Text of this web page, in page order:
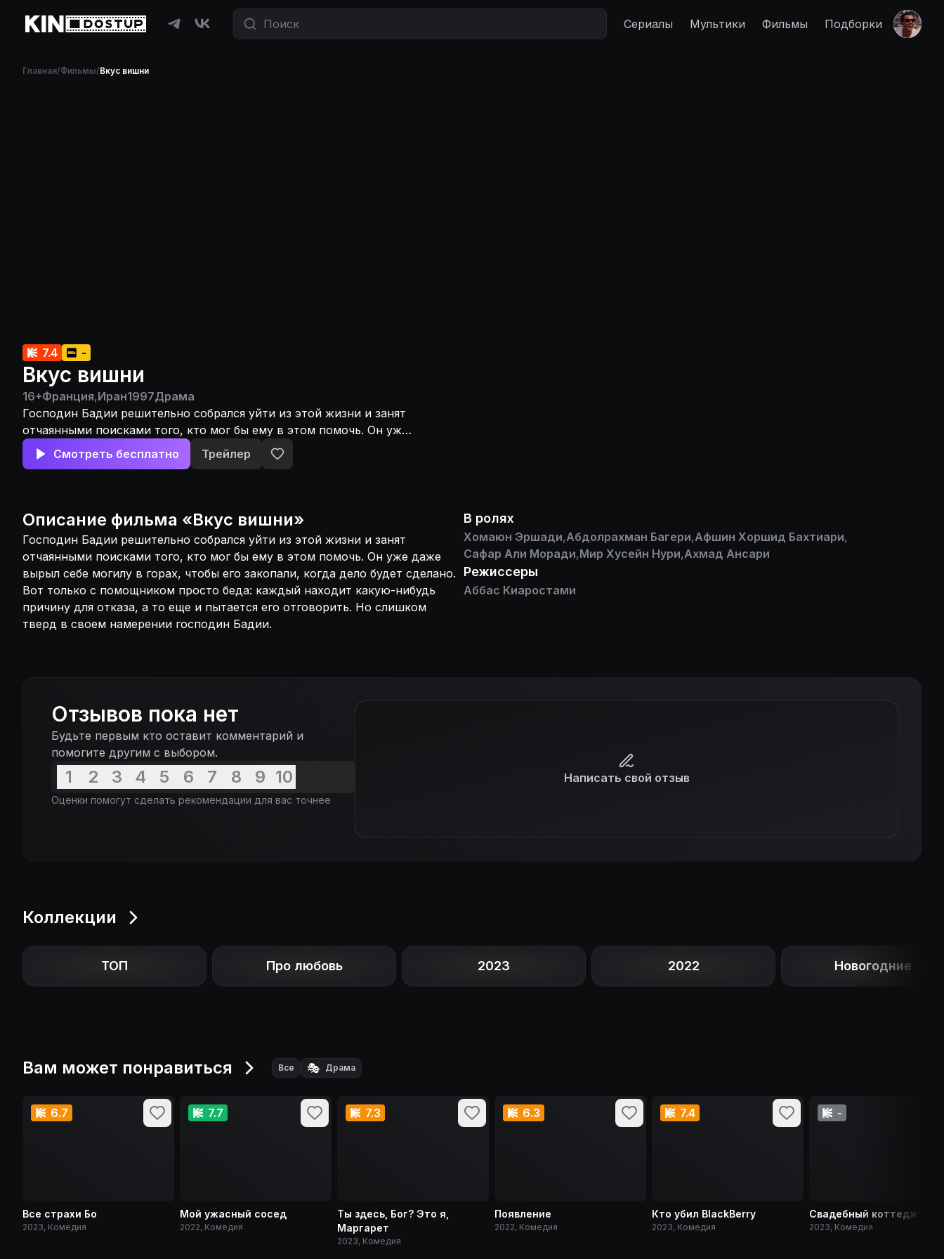
Сериалы Мультики Фильмы Подборки
Главная/Фильмы/Вкус вишни
7.4 -
Вкус вишни
16+Франция,Иран1997Драма
Господин Бадии решительно собрался уйти из этой жизни и занят
отчаянными поисками того, кто мог бы ему в этом помочь. Он уже
даже вырыл себе могилу в горах, чтобы его закопали, когда дело
будет сделано. Вот только с помощником просто беда: каждый
Бадии.
Смотреть бесплатно Трейлер
Описание фильма «Вкус вишни»
Господин Бадии решительно собрался уйти из этой жизни и занят
отчаянными поисками того, кто мог бы ему в этом помочь. Он уже даже
вырыл себе могилу в горах, чтобы его закопали, когда дело будет сделано.
Вот только с помощником просто беда: каждый находит какую-нибудь
причину для отказа, а то еще и пытается его отговорить. Но слишком
тверд в своем намерении господин Бадии.
В ролях
Хомаюн Эршади,Абдолрахман Багери,Афшин Хоршид Бахтиари,
Сафар Али Моради,Мир Хусейн Нури,Ахмад Ансари
Режиссеры
Аббас Киаростами
Отзывов пока нет
Будьте первым кто оставит комментарий и
помогите другим с выбором.
1 2 3 4 5 6 7 8 9 10
Оценки помогут сделать рекомендации для вас точнее
Написать свой отзыв
Коллекции
ТОП Про любовь 2023 2022 Новогодние
Вам может понравиться Все 🎭 Драма
6.7
Все страхи Бо
2023, Комедия
7.7
Мой ужасный сосед
2022, Комедия
7.3
Ты здесь, Бог? Это я,
Маргарет
2023, Комедия
6.3
Появление
2022, Комедия
7.4
Кто убил BlackBerry
2023, Комедия
-
Свадебный коттедж
2023, Комедия